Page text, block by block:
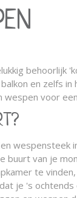
behoorlijk
en zelfs in
wespen voor
wespensteek
buurt van je
te
je 's ochtends